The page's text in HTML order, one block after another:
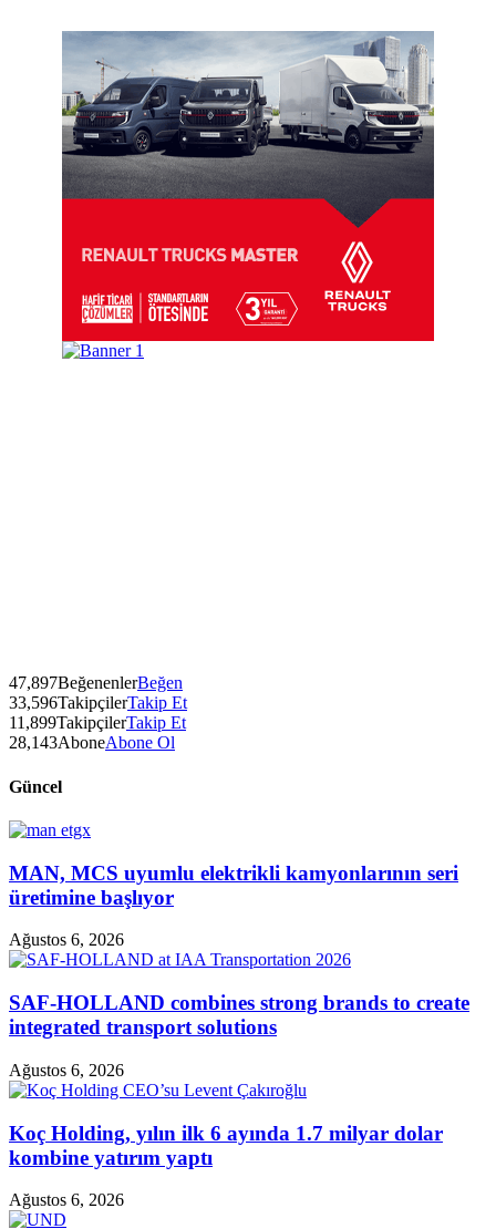
47,897BeğenenlerBeğen
33,596TakipçilerTakip Et
11,899TakipçilerTakip Et
28,143AboneAbone Ol
Güncel
MAN, MCS uyumlu elektrikli kamyonlarının seri
üretimine başlıyor
Ağustos 6, 2026
SAF-HOLLAND combines strong brands to create
integrated transport solutions
Ağustos 6, 2026
Koç Holding, yılın ilk 6 ayında 1.7 milyar dolar
kombine yatırım yaptı
Ağustos 6, 2026